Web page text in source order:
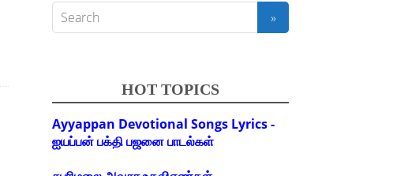
HOT TOPICS
Ayyappan Devotional Songs Lyrics -
ஐயப்பன் பக்தி பஜனை பாடல்கள்